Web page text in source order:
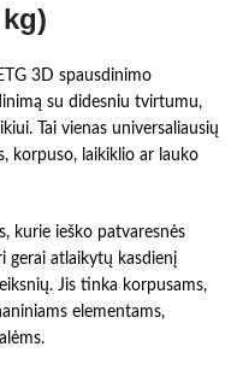
3D spausdinimo
su didesniu tvirtumu,
Tai vienas universaliausių
korpuso, laikiklio ar lauko
kurie ieško patvaresnės
gerai atlaikytų kasdienį
Jis tinka korpusams,
elementams,